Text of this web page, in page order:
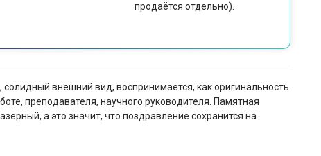
продаётся отдельно).
внешний вид, воспринимается, как оригинальность
преподавателя, научного руководителя. Памятная
а это значит, что поздравление сохранится на